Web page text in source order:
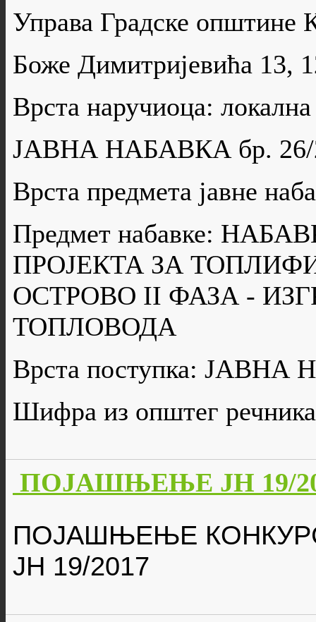
Управа Градске општине
Боже Димитријевића 13,
Врста наручиоца:
ЈАВНА НАБАВКА бр. 26/
Врста предмета јавне
Предмет набавке:
ПРОЈЕКТА ЗА
ОСТРОВО II ФАЗА -
ТОПЛОВОДА
Врста поступка:
Шифра из општег
ПОЈАШЊЕЊЕ ЈН 19/
ПОЈАШЊЕЊЕ
ЈН 19/2017